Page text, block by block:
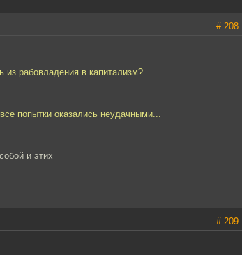
# 208
рабовладения в капитализм?
попытки оказались неудачными...
и этих
# 209